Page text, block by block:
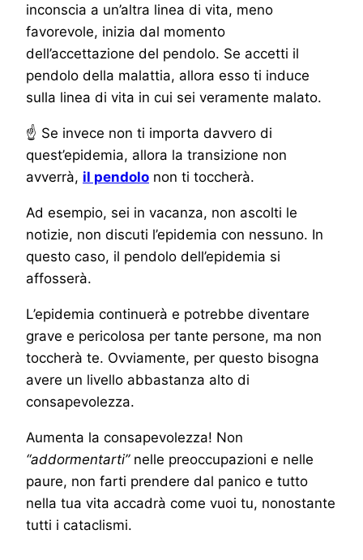
inconscia a un’altra linea di vita, meno
favorevole, inizia dal momento
dell’accettazione del pendolo. Se accetti il
pendolo della malattia, allora esso ti induce
sulla linea di vita in cui sei veramente malato.
☝ Se invece non ti importa davvero di
quest’epidemia, allora la transizione non
avverrà, il pendolo non ti toccherà.
Ad esempio, sei in vacanza, non ascolti le
notizie, non discuti l’epidemia con nessuno. In
questo caso, il pendolo dell’epidemia si
affosserà.
L’epidemia continuerà e potrebbe diventare
grave e pericolosa per tante persone, ma non
toccherà te. Ovviamente, per questo bisogna
avere un livello abbastanza alto di
consapevolezza.
Aumenta la consapevolezza! Non
“addormentarti”nelle preoccupazioni e nelle
paure, non farti prendere dal panico e tutto
nella tua vita accadrà come vuoi tu, nonostante
tutti i cataclismi.